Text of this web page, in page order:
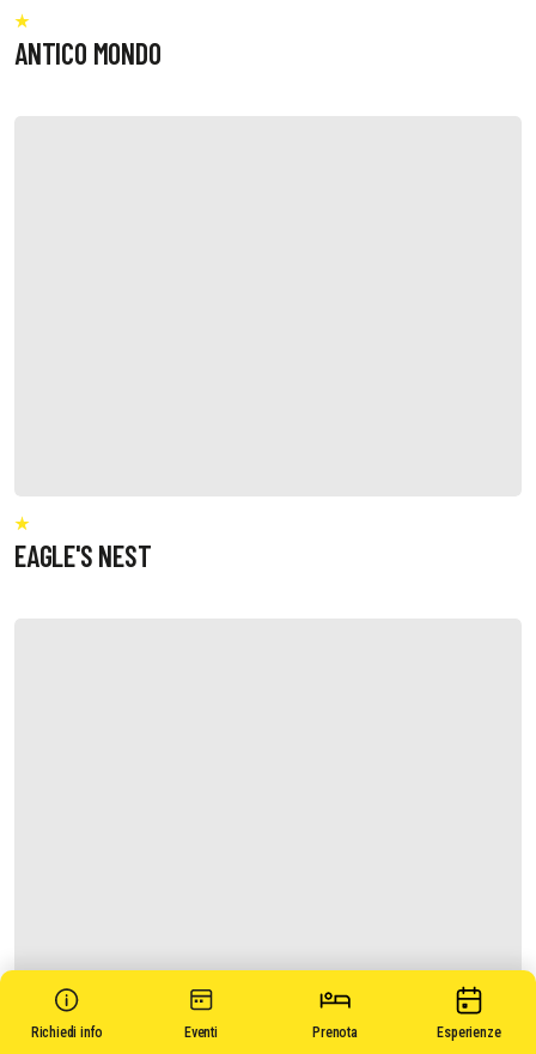
Richiedi info Eventi Prenota Esperienze
ANTICO MONDO
EAGLE'S NEST